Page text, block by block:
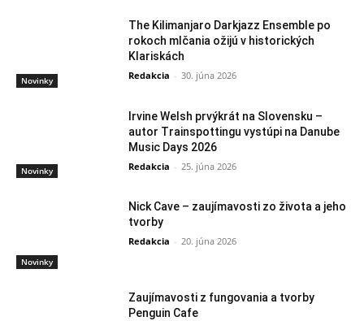
Novinky
The Kilimanjaro Darkjazz Ensemble po
rokoch mlčania ožijú v historických
Klariskách
Redakcia - 30. júna 2026
Novinky
Irvine Welsh prvýkrát na Slovensku –
autor Trainspottingu vystúpi na Danube
Music Days 2026
Redakcia - 25. júna 2026
Novinky
Nick Cave – zaujímavosti zo života a jeho
tvorby
Redakcia - 20. júna 2026
Zaujímavosti z fungovania a tvorby
Penguin Cafe